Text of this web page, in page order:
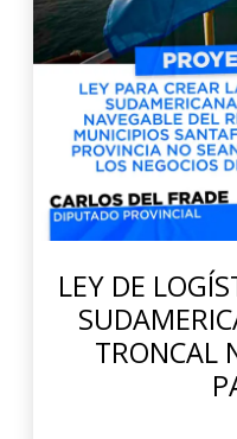
LEY DE
TRONCAL